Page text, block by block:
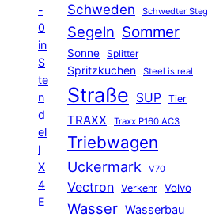
-
0
in
S
te
n
d
el
l
X
4
E
Schweden Schwedter Steg
Segeln Sommer
Sonne Splitter
Spritzkuchen Steel is real
Straße SUP Tier
TRAXX Traxx P160 AC3
Triebwagen
Uckermark V70
Vectron Verkehr Volvo
Wasser Wasserbau